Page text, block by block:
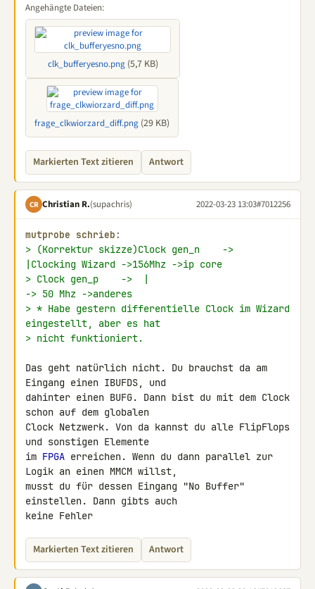
Angehängte Dateien:
clk_bufferyesno.png(5,7 KB)
frage_clkwiorzard_diff.png (29 KB)
Markierten Text zitieren Antwort
CR Christian R.(supachris) 2022-03-23 13:03#7012256
mutprobe schrieb:
> (Korrektur skizze)Clock gen_n    ->
|Clocking Wizard ->156Mhz ->ip core
> Clock gen_p    ->  |
-> 50 Mhz ->anderes
> * Habe gestern differentielle Clock im Wizard
eingestellt, aber es hat
> nicht funktioniert.
Das geht natürlich nicht. Du brauchst da am
Eingang einen IBUFDS, und
dahinter einen BUFG. Dann bist du mit dem Clock
schon auf dem globalen
Clock Netzwerk. Von da kannst du alle FlipFlops
und sonstigen Elemente
im FPGA erreichen. Wenn du dann parallel zur
Logik an einen MMCM willst,
musst du für dessen Eingang "No Buffer"
einstellen. Dann gibts auch
keine Fehler
Markierten Text zitieren Antwort